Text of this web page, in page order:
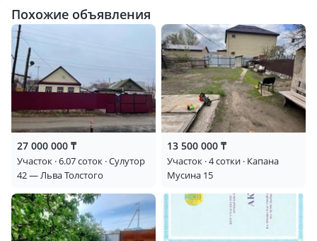
Похожие объявления
27 000 000 ₸
Участок · 6.07 соток · Сулутор
42 — Льва Толстого
13 500 000 ₸
Участок · 4 сотки · Капана
Мусина 15